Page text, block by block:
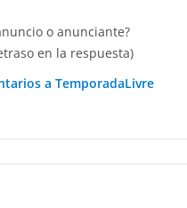
o anunciante?
en la respuesta)
a TemporadaLivre